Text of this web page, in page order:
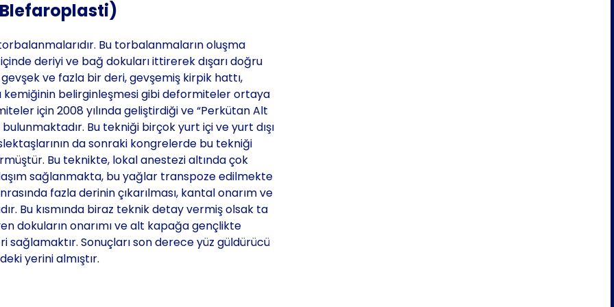
Blefaroplasti)
Bu torbalanmaların oluşma
deriyi ve bağ dokuları ittirerek dışarı doğru
ve fazla bir deri, gevşemiş kirpik hattı,
kemiğinin belirginleşmesi gibi deformiteler ortaya
için 2008 yılında geliştirdiği ve “Perkütan Alt
Bu tekniği birçok yurt içi ve yurt dışı
da sonraki kongrelerde bu tekniği
Bu teknikte, lokal anestezi altında çok
sağlanmakta, bu yağlar transpoze edilmekte
fazla derinin çıkarılması, kantal onarım ve
Bu kısmında biraz teknik detay vermiş olsak ta
dokuların onarımı ve alt kapağa gençlikte
sağlamaktır. Sonuçları son derece yüz güldürücü
yerini almıştır.